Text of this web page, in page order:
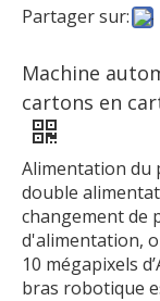
Partager sur:
Machine
cartons en
Alimentation du
double
changement de
d'alimentation,
10 mégapixels
bras robotique